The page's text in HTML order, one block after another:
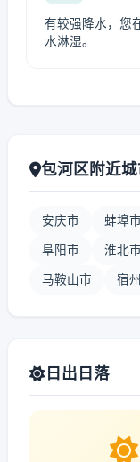
有较强降水，您
水淋湿。
包河区附近
安庆市 蚌埠市
阜阳市 淮北市
马鞍山市 宿
日出日落